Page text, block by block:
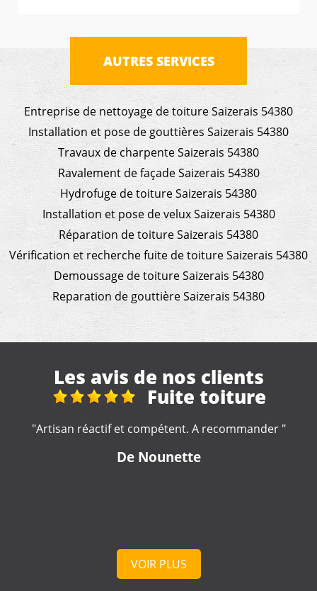
AUTRES SERVICES
Entreprise de nettoyage de toiture Saizerais 54380
Installation et pose de gouttières Saizerais 54380
Travaux de charpente Saizerais 54380
Ravalement de façade Saizerais 54380
Hydrofuge de toiture Saizerais 54380
Installation et pose de velux Saizerais 54380
Réparation de toiture Saizerais 54380
Vérification et recherche fuite de toiture Saizerais 54380
Demoussage de toiture Saizerais 54380
Reparation de gouttière Saizerais 54380
Les avis de nos clients
Réparation et
nettoyage gouttière
"Travail rapide et soigné ???? Seul petit hic ❗️pas je n'ai
pas eu de devis avant le début des travaux❗️"
VOIR PLUS